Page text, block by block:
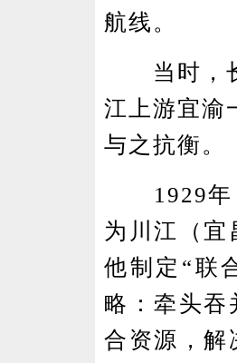
航线。
当时，长
江上游宜渝
与之抗衡。
1929年，
为川江（宜
他制定“联
略：牵头吞
合资源，解